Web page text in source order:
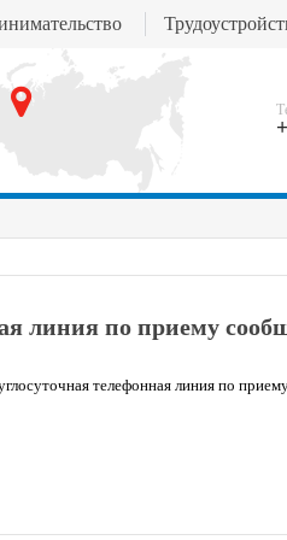
линия по приему
телефонная линия по